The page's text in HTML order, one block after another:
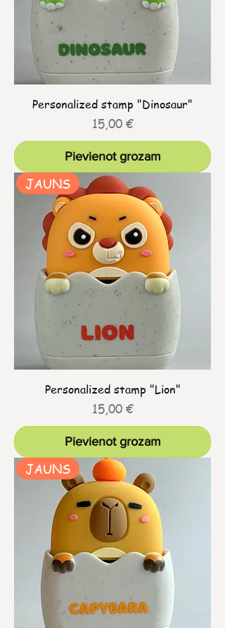
Personalized stamp "Dinosaur"
Cena
15,00 €
Pievienot grozam
JAUNS
Personalized stamp "Lion"
Cena
15,00 €
Pievienot grozam
JAUNS